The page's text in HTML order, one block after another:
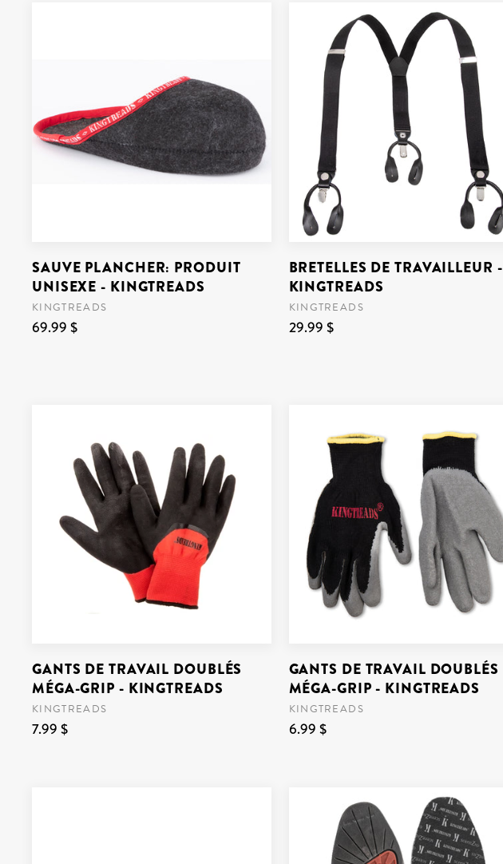
SAUVE PLANCHER: PRODUIT
UNISEXE - KINGTREADS
KINGTREADS
69.99 $
BRETELLES DE TRAVAILLEUR -
KINGTREADS
KINGTREADS
29.99 $
GANTS DE TRAVAIL DOUBLÉS
MÉGA-GRIP - KINGTREADS
KINGTREADS
7.99 $
GANTS DE TRAVAIL DOUBLÉS
MÉGA-GRIP - KINGTREADS
KINGTREADS
6.99 $